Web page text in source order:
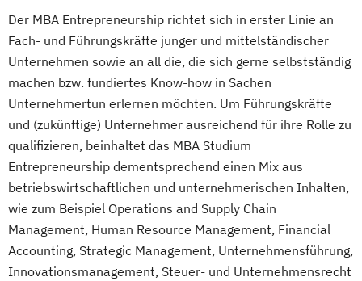
Der MBA Entrepreneurship richtet sich in erster Linie an
Fach- und Führungskräfte junger und mittelständischer
Unternehmen sowie an all die, die sich gerne selbstständig
machen bzw. fundiertes Know-how in Sachen
Unternehmertun erlernen möchten. Um Führungskräfte
und (zukünftige) Unternehmer ausreichend für ihre Rolle zu
qualifizieren, beinhaltet das MBA Studium
Entrepreneurship dementsprechend einen Mix aus
betriebswirtschaftlichen und unternehmerischen Inhalten,
wie zum Beispiel Operations and Supply Chain
Management, Human Resource Management, Financial
Accounting, Strategic Management, Unternehmensführung,
Innovationsmanagement, Steuer- und Unternehmensrecht